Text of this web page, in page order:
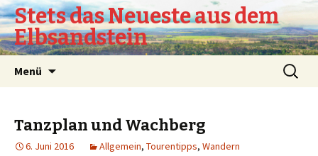
Stets das Neueste aus dem
Elbsandstein
Menü
Suchen
nach:
Tanzplan und Wachberg
6. Juni 2016 Allgemein, Tourentipps, Wandern